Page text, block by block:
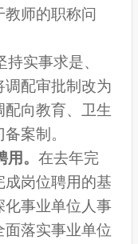
师的职称问
持实事求是、
配审批制改为
向教育、卫生
案制。
用。在去年完
成岗位聘用的基
化事业单位人事
落实事业单位